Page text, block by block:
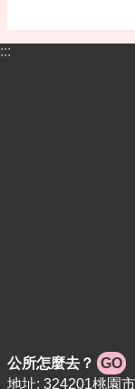
:::
公所怎麼去？ GO
地址: 324201桃園